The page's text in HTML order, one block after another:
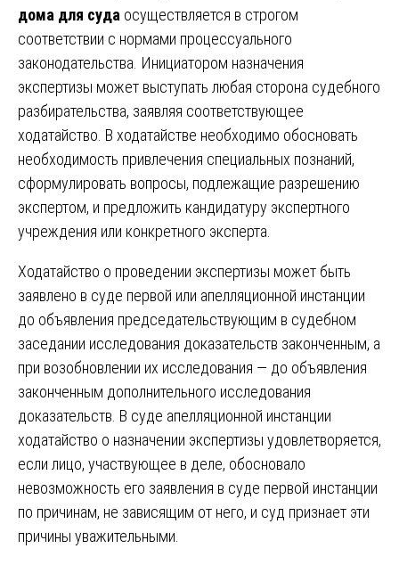
дома для суда осуществляется в строгом
соответствии с нормами процессуального
законодательства. Инициатором назначения
экспертизы может выступать любая сторона судебного
разбирательства, заявляя соответствующее
ходатайство. В ходатайстве необходимо обосновать
необходимость привлечения специальных познаний,
сформулировать вопросы, подлежащие разрешению
экспертом, и предложить кандидатуру экспертного
учреждения или конкретного эксперта.
Ходатайство о проведении экспертизы может быть
заявлено в суде первой или апелляционной инстанции
до объявления председательствующим в судебном
заседании исследования доказательств законченным, а
при возобновлении их исследования — до объявления
законченным дополнительного исследования
доказательств. В суде апелляционной инстанции
ходатайство о назначении экспертизы удовлетворяется,
если лицо, участвующее в деле, обосновало
невозможность его заявления в суде первой инстанции
по причинам, не зависящим от него, и суд признает эти
причины уважительными.